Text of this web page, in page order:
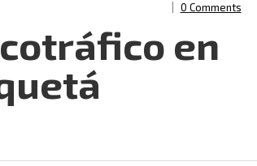
0 Comments
en